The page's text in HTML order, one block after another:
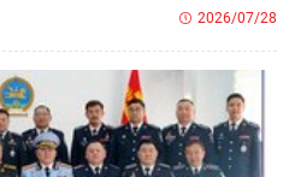
2026/07/28